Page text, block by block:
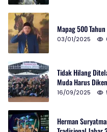
Mapag 500
03/01/2025
Tidak Hilang
Muda Harus
16/09/2025
Herman